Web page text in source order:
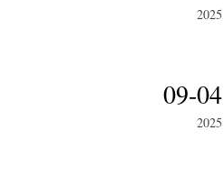
2025
09-04
2025